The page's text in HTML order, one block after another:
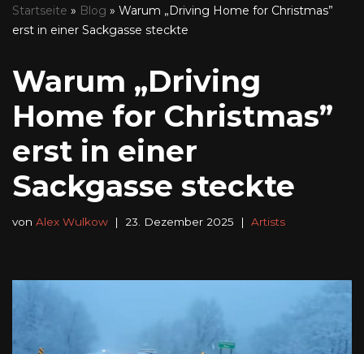
Startseite » Blog » Warum „Driving Home for Christmas”
erst in einer Sackgasse steckte
Warum „Driving
Home for Christmas”
erst in einer
Sackgasse steckte
von Alex Wulkow 23. Dezember 2025 Artists